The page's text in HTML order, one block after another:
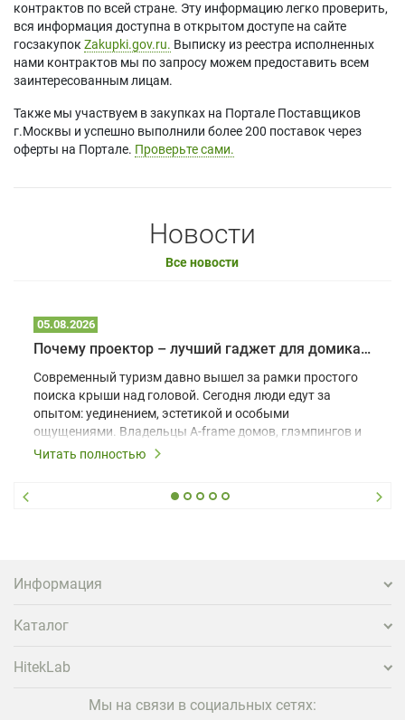
контрактов по всей стране. Эту информацию легко проверить,
вся информация доступна в открытом доступе на сайте
госзакупок Zakupki.gov.ru. Выписку из реестра исполненных
нами контрактов мы по запросу можем предоставить всем
заинтересованным лицам.
Также мы участвуем в закупках на Портале Поставщиков
г.Москвы и успешно выполнили более 200 поставок через
оферты на Портале. Проверьте сами.
Новости
Все новости
05.08.2026
Почему проектор – лучший гаджет для домика в глэмпинге
Современный туризм давно вышел за рамки простого
поиска крыши над головой. Сегодня люди едут за
опытом: уединением, эстетикой и особыми
ощущениями. Владельцы A-frame домов, глэмпингов и
шале понимают, что конкуренция растет, и
вернуться и поделиться впечатлениями в соцсетях,
проектора.
Читать полностью
Информация
Каталог
HitekLab
Мы на связи в социальных сетях: